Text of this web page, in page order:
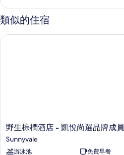
配
有
1
特
礙
浴
缸-
類似的住宿
野
生
棕
櫚
野生棕櫚酒店 - 凱悅尚選品牌成員
Sunnyvale
游泳池 免費早餐
野生棕櫚酒店 - 凱悅尚選品牌成員